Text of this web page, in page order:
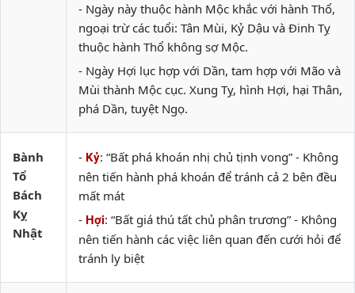
- Ngày này thuộc hành Mộc khắc với hành Thổ,
ngoại trừ các tuổi: Tân Mùi, Kỷ Dậu và Đinh Tỵ
thuộc hành Thổ không sợ Mộc.
- Ngày Hợi lục hợp với Dần, tam hợp với Mão và
Mùi thành Mộc cục. Xung Tỵ, hình Hợi, hại Thân,
phá Dần, tuyệt Ngọ.
Bành
Tổ
Bách
Kỵ
Nhật
- Kỷ: “Bất phá khoán nhị chủ tịnh vong” - Không
nên tiến hành phá khoán để tránh cả 2 bên đều
mất mát
- Hợi: “Bất giá thú tất chủ phân trương” - Không
nên tiến hành các việc liên quan đến cưới hỏi để
tránh ly biệt